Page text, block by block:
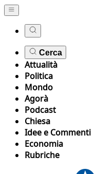
Cerca
Attualità
Politica
Mondo
Agorà
Podcast
Chiesa
Idee e Commenti
Economia
Rubriche